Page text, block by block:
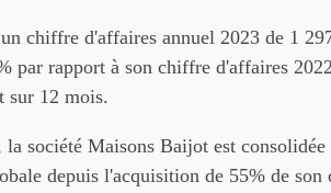
chiffre d'affaires annuel 2023 de 1
par rapport à son chiffre d'affaires
sur 12 mois.
la société Maisons Baijot est consolidée
depuis l'acquisition de 55% de son